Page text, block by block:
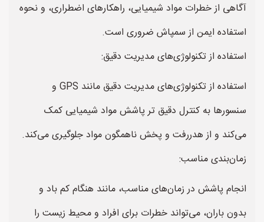
آگاهی از خطرات مواد شیمیایی، راهکارهای اضطراری، و نحوه
استفاده ایمن از سمپاش ضروری است.
استفاده از تکنولوژی‌های مدیریت دقیق:
استفاده از تکنولوژی‌های مدیریت دقیق مانند GPS و
سنسورها به کنترل دقیق تر پاشش مواد شیمیایی کمک
می‌کند و از هدررفت و پخش ناهمگون مواد جلوگیری می‌کند.
زمان‌بندی مناسب:
انجام پاشش در زمان‌های مناسب، مانند هنگام کم باد و
بدون باران، می‌تواند خطرات برای افراد و محیط زیست را